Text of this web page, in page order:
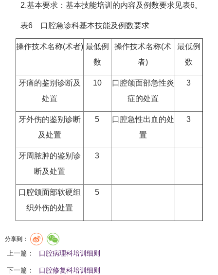
2.基本要求：基本技能培训的内容及例数要求见表6。
表6 口腔急诊科基本技能及例数要求
操作技术名称(术者) 最低例
数
操作技术名称(术
者)
最低例
数
牙痛的鉴别诊断及
处置
10
口腔颌面部急性炎
症的处置
3
牙外伤的鉴别诊断
及处置
5
口腔急性出血的处
置
3
牙周脓肿的鉴别诊
断及处置
3
口腔颌面部软硬组
织外伤的处置
5
分享到：
上一篇： 口腔病理科培训细则
下一篇： 口腔修复科培训细则